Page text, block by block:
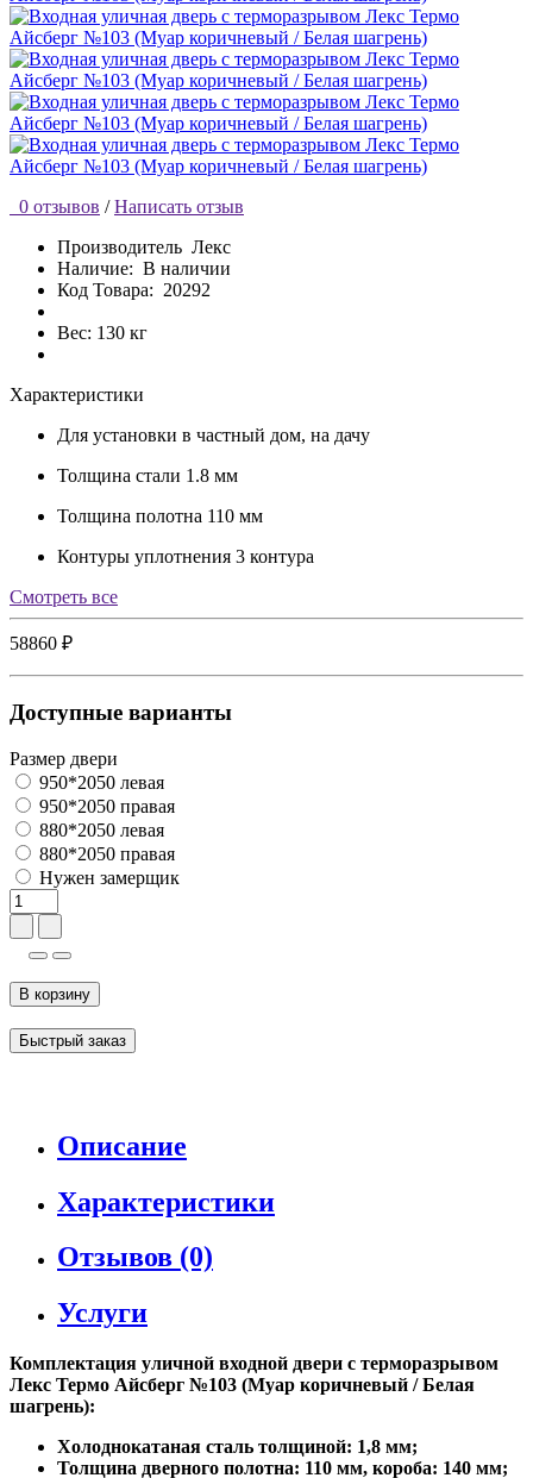
0 отзывов / Написать отзыв
Производитель Лекс
Наличие: В наличии
Код Товара: 20292
Вес: 130 кг
Характеристики
Для установки в частный дом, на дачу
Толщина стали 1.8 мм
Толщина полотна 110 мм
Контуры уплотнения 3 контура
Cмотреть все
58860 ₽
Доступные варианты
Размер двери
950*2050 левая
950*2050 правая
880*2050 левая
880*2050 правая
Нужен замерщик
В корзину
Быстрый заказ
Описание
Характеристики
Отзывов (0)
Услуги
Комплектация уличной входной двери с терморазрывом
Лекс Термо Айсберг №103 (Муар коричневый / Белая
шагрень):
Холоднокатаная сталь толщиной: 1,8 мм;
Толщина дверного полотна: 110 мм, короба: 140 мм;